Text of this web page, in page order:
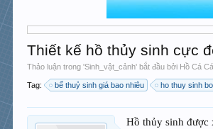
Thiết kế hồ thủy sinh cực
Thảo luận trong 'Sinh_vật_cảnh' bắt đầu bởi Hồ Cá
Tag: bể thuỷ sinh giá bao nhiêu ho thuy sinh
Hồ thủy sinh được